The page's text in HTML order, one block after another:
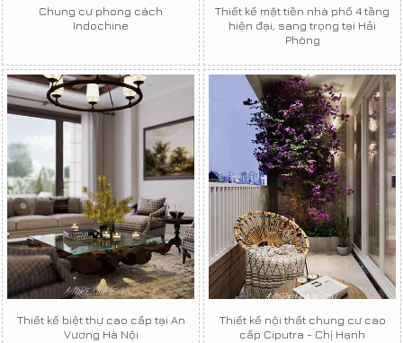
Chung cư phong cách
Indochine
Thiết kế mặt tiền nhà phố 4 tầng
hiện đại, sang trọng tại Hải
Phòng
Thiết kế biệt thự cao cấp tại An
Vương Hà Nội
Thiết kế nội thất chung cư cao
cấp Ciputra - Chị Hạnh